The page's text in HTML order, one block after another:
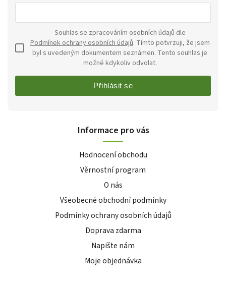
Podmínek ochrany osobních údajů. Tímto potvrzuji, že jsem
byl s uvedeným dokumentem seznámen. Tento souhlas je
možné kdykoliv odvolat.
Přihlásit se
Informace pro vás
Hodnocení obchodu
Věrnostní program
O nás
Všeobecné obchodní podmínky
Podmínky ochrany osobních údajů
Doprava zdarma
Napište nám
Moje objednávka